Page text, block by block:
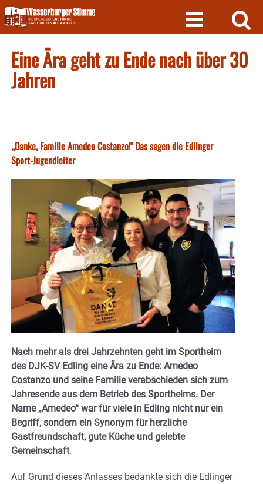
Skip
to
content
Eine Ära geht zu Ende nach über 30
Jahren
„Danke, Familie Amedeo Costanzo!" Das sagen die Edlinger
Sport-Jugendleiter
Nach mehr als drei Jahrzehnten geht im Sportheim
des DJK-SV Edling eine Ära zu Ende: Amedeo
Costanzo und seine Familie verabschieden sich zum
Jahresende aus dem Betrieb des Sportheims. Der
Name „Amedeo“ war für viele in Edling nicht nur ein
Begriff, sondern ein Synonym für herzliche
Gastfreundschaft, gute Küche und gelebte
Gemeinschaft.
Auf Grund dieses Anlasses bedankte sich die Edlinger